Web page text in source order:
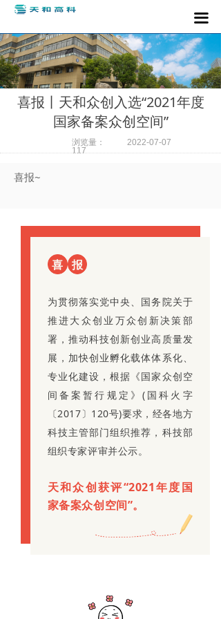
끀
喜报丨天和众创入选“2021年度
国家备案众创空间”
喜报~
2022-07-07
浏览量：
117
喜 报
为贯彻落实党中央、国务院关于
推进大众创业万众创新决策部
署，推动科技创新创业高质量发
展，加快创业孵化载体体系化、
专业化建设，根据《国家众创空
间备案暂行规定》(国科火字
〔2017〕120号)要求，经各地方
科技主管部门组织推荐，科技部
组织专家评审并公示。
天和众创获评“2021年度国
家备案众创空间”。